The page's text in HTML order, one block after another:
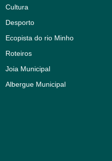
Cultura
Desporto
Ecopista do rio Minho
Roteiros
Joia Municipal
Albergue Municipal